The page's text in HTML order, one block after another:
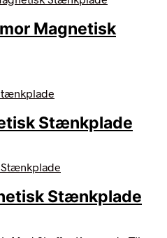
Magnetisk
Stænkplade
Stænkplade